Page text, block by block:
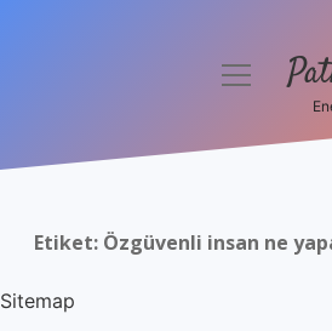
Yasal Uyarı
Hakkımızda
menüyü
Etiket: Özgüvenli insan ne
Sitemap